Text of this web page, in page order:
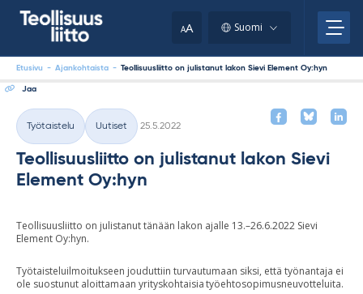
AA Suomi
Etusivu - Ajankohtaista - Teollisuusliitto on julistanut lakon Sievi Element Oy:hyn
Jaa
Kategoriat
Työtaistelu Uutiset
25.5.2022
Teollisuusliitto on julistanut lakon Sievi
Element Oy:hyn
Teollisuusliitto on julistanut tänään lakon ajalle 13.–26.6.2022 Sievi
Element Oy:hyn.
Työtaisteluilmoitukseen jouduttiin turvautumaan siksi, että työnantaja ei
ole suostunut aloittamaan yrityskohtaisia työehtosopimusneuvotteluita.
clipboard.)